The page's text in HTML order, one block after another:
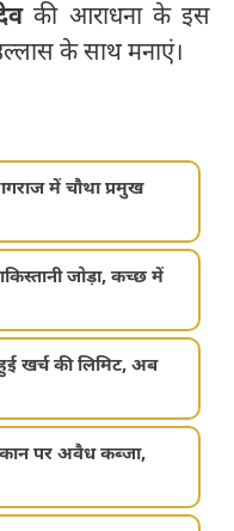
की आराधना के इस
के साथ मनाएं।
में चौथा प्रमुख
जोड़ा, कच्छ में
खर्च की लिमिट, अब
पर अवैध कब्जा,